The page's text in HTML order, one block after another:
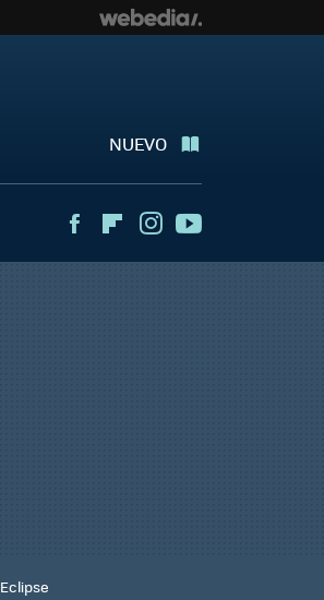
NUEVO
FacebookFlipboardInstagram
Eclipse